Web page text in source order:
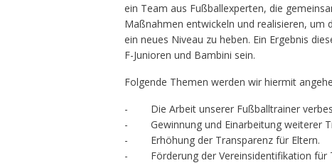
ein Team aus Fußballexperten, die
Maßnahmen entwickeln und realisieren, um
ein neues Niveau zu heben. Ein Ergebnis
F-Junioren und Bambini sein.
Folgende Themen werden wir hiermit
- Die Arbeit unserer Fußballtrainer
- Gewinnung und Einarbeitung weiterer
- Erhöhung der Transparenz für Eltern.
- Förderung der Vereinsidentifikation für